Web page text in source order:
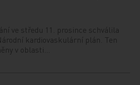
ve středu 11. prosince schválila
kardiovaskulární plán. Ten
v oblasti…